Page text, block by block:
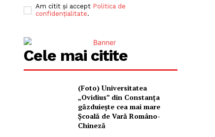
Am citit și accept Politica de
confidențialitate.
Cele mai citite
(Foto) Universitatea
„Ovidius” din Constanța
găzduiește cea mai mare
Școală de Vară Româno-
Chineză